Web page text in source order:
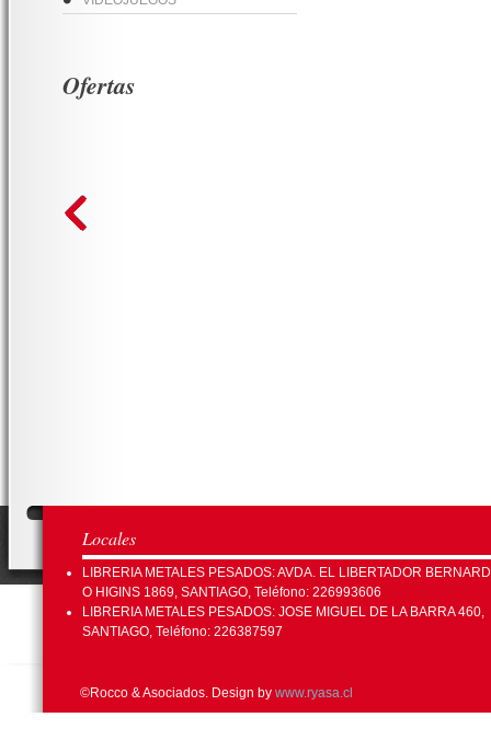
Ofertas
Locales
LIBRERIA METALES PESADOS: AVDA. EL LIBERTADOR
O HIGINS 1869, SANTIAGO, Teléfono: 226993606
LIBRERIA METALES PESADOS: JOSE MIGUEL DE LA BARRA 460,
SANTIAGO, Teléfono: 226387597
©Rocco & Asociados. Design by www.ryasa.cl